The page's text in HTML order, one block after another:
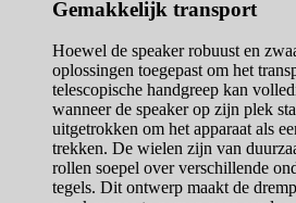
Gemakkelijk transport
Hoewel de speaker robuust en
oplossingen toegepast om het
telescopische handgreep kan
wanneer de speaker op zijn plek
uitgetrokken om het apparaat als
trekken. De wielen zijn van
rollen soepel over verschillende
tegels. Dit ontwerp maakt de